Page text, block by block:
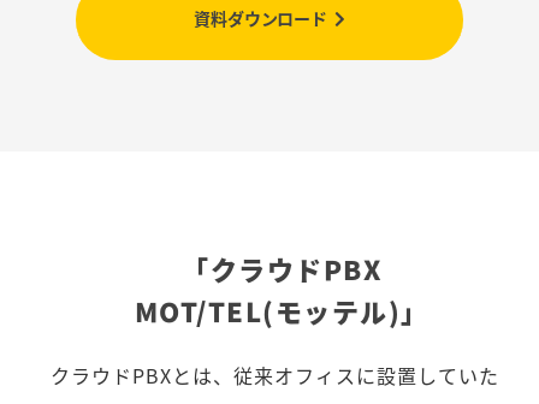
資料ダウンロード
「クラウドPBX
MOT/TEL(モッテル)」
クラウドPBXとは、従来オフィスに設置していた